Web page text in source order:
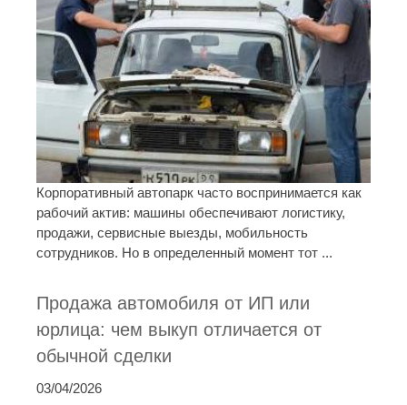
Корпоративный автопарк часто воспринимается как
рабочий актив: машины обеспечивают логистику,
продажи, сервисные выезды, мобильность
сотрудников. Но в определенный момент тот ...
Продажа автомобиля от ИП или
юрлица: чем выкуп отличается от
обычной сделки
03/04/2026